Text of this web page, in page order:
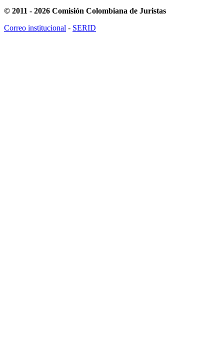
© 2011 - 2026 Comisión Colombiana de Juristas
Correo institucional - SERID